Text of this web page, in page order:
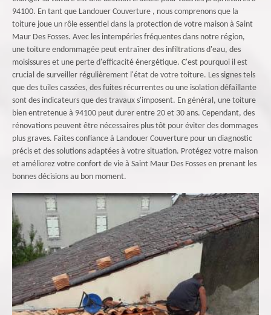
94100. En tant que Landouer Couverture , nous comprenons que la
toiture joue un rôle essentiel dans la protection de votre maison à Saint
Maur Des Fosses. Avec les intempéries fréquentes dans notre région,
une toiture endommagée peut entraîner des infiltrations d'eau, des
moisissures et une perte d'efficacité énergétique. C'est pourquoi il est
crucial de surveiller régulièrement l'état de votre toiture. Les signes tels
que des tuiles cassées, des fuites récurrentes ou une isolation défaillante
sont des indicateurs que des travaux s'imposent. En général, une toiture
bien entretenue à 94100 peut durer entre 20 et 30 ans. Cependant, des
rénovations peuvent être nécessaires plus tôt pour éviter des dommages
plus graves. Faites confiance à Landouer Couverture pour un diagnostic
précis et des solutions adaptées à votre situation. Protégez votre maison
et améliorez votre confort de vie à Saint Maur Des Fosses en prenant les
bonnes décisions au bon moment.